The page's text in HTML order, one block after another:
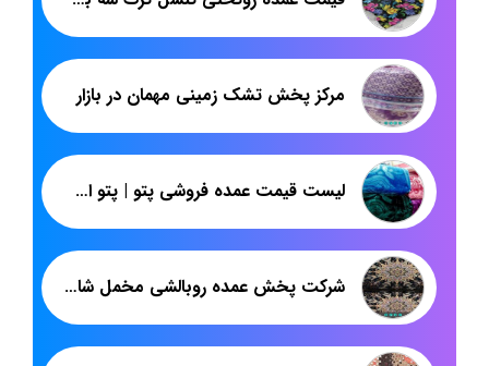
مرکز پخش تشک زمینی مهمان در بازار
لیست قیمت عمده فروشی پتو | پتو اسپانیایی گل برجسته لاله | پاندا
شرکت پخش عمده روبالشی مخمل شانل